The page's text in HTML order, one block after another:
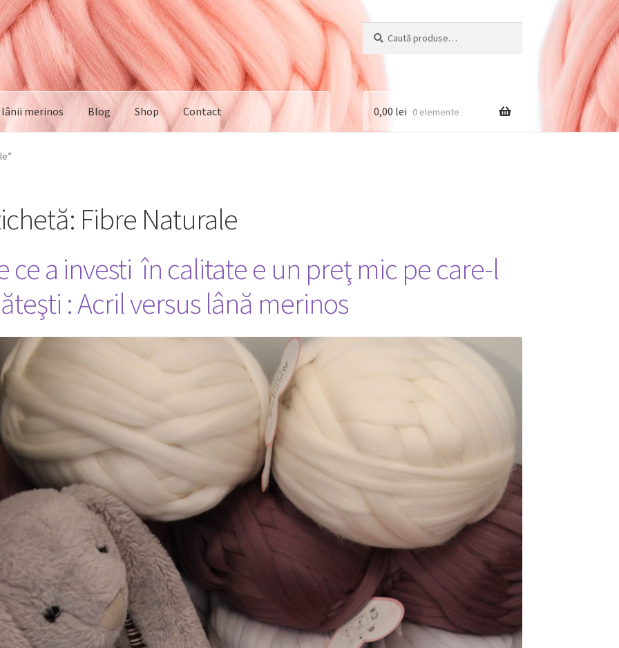
după:
merinos Blog Shop Contact 0,00 lei 0 elemente
Fibre Naturale
ce a investi în calitate e un preţ mic pe care-l
: Acril versus lână merinos